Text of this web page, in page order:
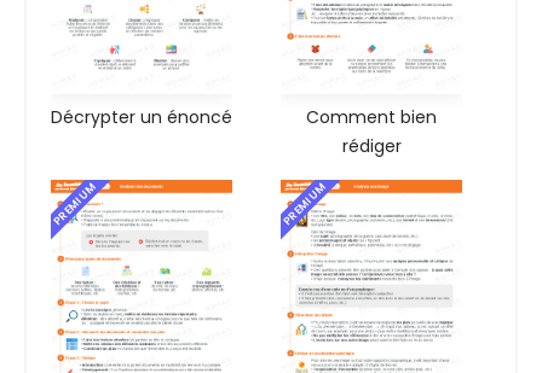
Décrypter un énoncé
Comment bien
rédiger
PREMIUM PREMIUM